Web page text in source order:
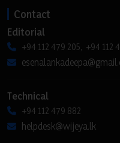
Contact
Editorial
+94 112 479 205, +94 112
Technical
+94 112 479 882
helpdesk@wijeya.lk